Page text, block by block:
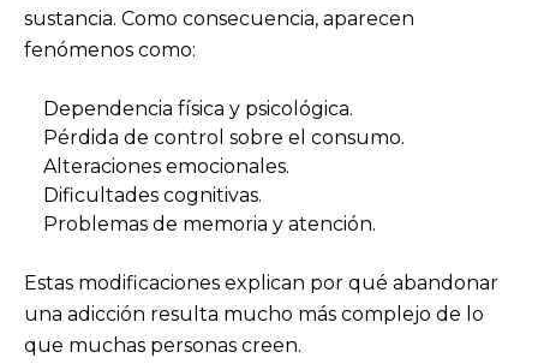
sustancia. Como consecuencia, aparecen
fenómenos como:
Dependencia física y psicológica.
Pérdida de control sobre el consumo.
Alteraciones emocionales.
Dificultades cognitivas.
Problemas de memoria y atención.
Estas modificaciones explican por qué abandonar
una adicción resulta mucho más complejo de lo
que muchas personas creen.